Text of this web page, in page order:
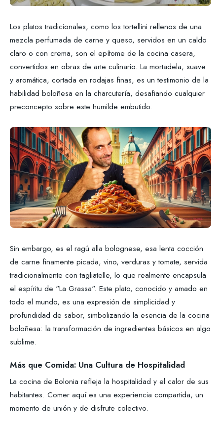
Los platos tradicionales, como los tortellini rellenos de una
mezcla perfumada de carne y queso, servidos en un caldo
claro o con crema, son el epítome de la cocina casera,
convertidos en obras de arte culinario. La mortadela, suave
y aromática, cortada en rodajas finas, es un testimonio de la
habilidad boloñesa en la charcutería, desafiando cualquier
preconcepto sobre este humilde embutido.
Sin embargo, es el ragú alla bolognese, esa lenta cocción
de carne finamente picada, vino, verduras y tomate, servida
tradicionalmente con tagliatelle, lo que realmente encapsula
el espíritu de "La Grassa". Este plato, conocido y amado en
todo el mundo, es una expresión de simplicidad y
profundidad de sabor, simbolizando la esencia de la cocina
boloñesa: la transformación de ingredientes básicos en algo
sublime.
Más que Comida: Una Cultura de Hospitalidad
La cocina de Bolonia refleja la hospitalidad y el calor de sus
habitantes. Comer aquí es una experiencia compartida, un
momento de unión y de disfrute colectivo.